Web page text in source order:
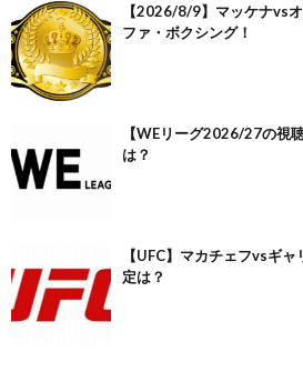
【2026/8/9】マッケナvs
ファ・ボクシング！
【WEリーグ2026/27の視
は？
【UFC】マカチェフvsギ
定は？